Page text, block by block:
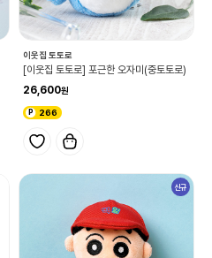
이웃집 토토로
[이웃집 토토로] 포근한 오자미(중토토로)
26,600
266
신규